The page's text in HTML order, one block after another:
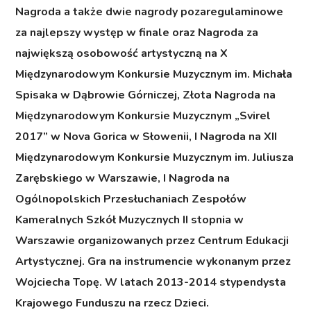
Nagroda a także dwie nagrody pozaregulaminowe
za najlepszy występ w finale oraz Nagroda za
największą osobowość artystyczną na X
Międzynarodowym Konkursie Muzycznym im. Michała
Spisaka w Dąbrowie Górniczej, Złota Nagroda na
Międzynarodowym Konkursie Muzycznym „Svirel
2017” w Nova Gorica w Słowenii, I Nagroda na XII
Międzynarodowym Konkursie Muzycznym im. Juliusza
Zarębskiego w Warszawie, I Nagroda na
Ogólnopolskich Przesłuchaniach Zespołów
Kameralnych Szkół Muzycznych II stopnia w
Warszawie organizowanych przez Centrum Edukacji
Artystycznej. Gra na instrumencie wykonanym przez
Wojciecha Topę. W latach 2013-2014 stypendysta
Krajowego Funduszu na rzecz Dzieci.